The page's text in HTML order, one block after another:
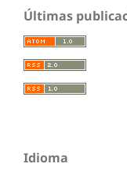
Últimas
Idioma